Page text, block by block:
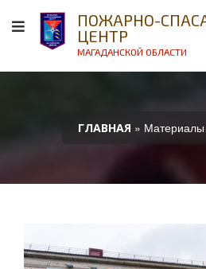
ПОЖАРНО-
ЦЕНТР
МАГАДАНСКОЙ ОБЛАСТИ
ГЛАВНАЯ »